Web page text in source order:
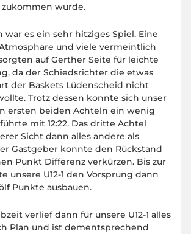
zukommen würde.
war es ein sehr hitziges Spiel. Eine
und viele vermeintlich
auf Gerther Seite für leichte
da der Schiedsrichter die etwas
der Baskets Lüdenscheid nicht
Trotz dessen konnte sich unser
ersten beiden Achteln ein wenig
mit 12:22. Das dritte Achtel
Sicht dann alles andere als
Gastgeber konnte den Rückstand
Punkt Differenz verkürzen. Bis zur
unsere U12-1 den Vorsprung dann
Punkte ausbauen.
verlief dann für unsere U12-1 alles
Plan und ist dementsprechend